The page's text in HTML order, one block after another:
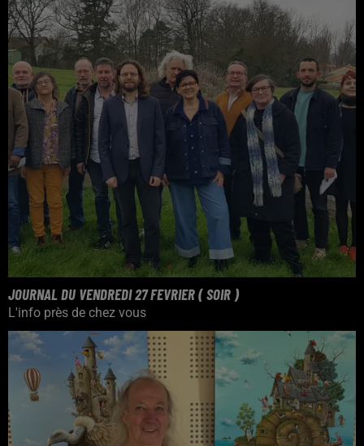
JOURNAL DU VENDREDI 27 FEVRIER ( SOIR )
L'info près de chez vous